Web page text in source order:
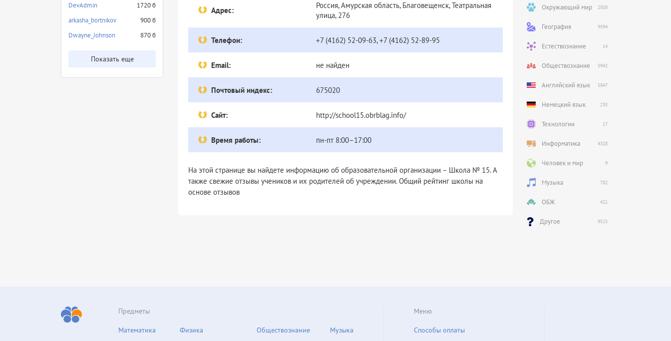
DevAdmin
1720 б
arkasha_bortnikov
900 б
Dwayne_Johnson
870 б
Показать еще
Адрес:
Россия, Амурская область, Благовещенск, Театральная
улица, 276
Телефон: +7 (4162) 52-09-63, +7 (4162) 52-89-95
Email: не найден
Почтовый индекс: 675020
Сайт: http://school15.obrblag.info/
Время работы: пн-пт 8:00–17:00
На этой странице вы найдете информацию об образовательной организации – Школа № 15. А
также свежие отзывы учеников и их родителей об учреждении. Общий рейтинг школы на
основе отзывов
Окружающий мир 2508
География 9594
Естествознание 14
Обществознание 5942
Английский язык 5847
Немецкий язык 235
Технологии 17
Информатика 4328
Человек и мир 9
Музыка 782
ОБЖ 421
Другое 9515
Предметы
Математика
Физика
Обществознание
Музыка
Меню
Способы оплаты